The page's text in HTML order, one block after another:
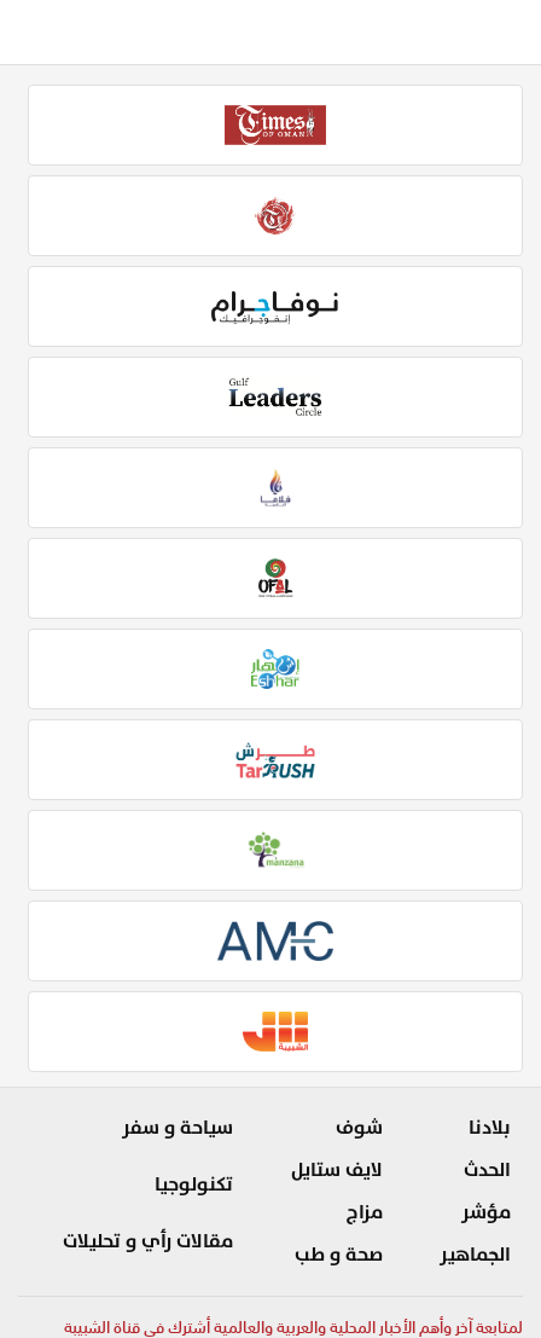
بلادنا
الحدث
مؤشر
الجماهير
شوف
لايف ستايل
مزاج
صحة و طب
سياحة و سفر
تكنولوجيا
مقالات رأي و تحليلات
لمتابعة آخر وأهم الأخبار المحلية والعربية والعالمية أشترك في قناة الشبيبة